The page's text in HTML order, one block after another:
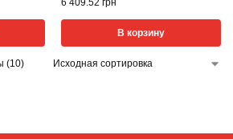
6 409.52 грн
В корзину
(10)